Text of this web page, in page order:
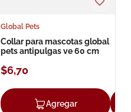
Agregar
Global Pets
Collar para mascotas global
pets antipulgas ve 60 cm
$6,70
Agregar